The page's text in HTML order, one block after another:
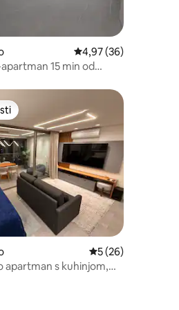
Prosječna ocjena:
4,97 (36)
15 min od
68
s oznakom „Odabrali gosti”
Prosječna ocjena:
5 (26)
apartman s kuhinjom,